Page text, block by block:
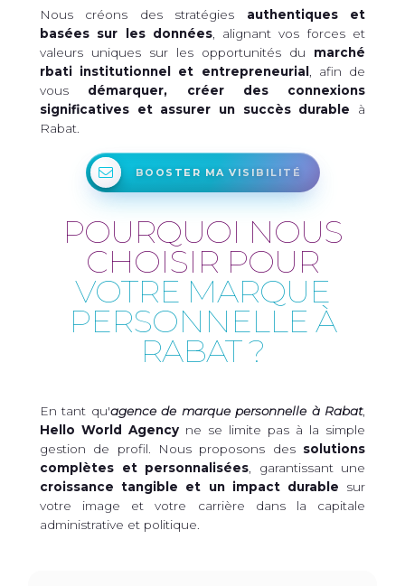
Nous créons des stratégies authentiques et
basées sur les données, alignant vos forces et
valeurs uniques sur les opportunités du marché
rbati institutionnel et entrepreneurial
, afin de
vous démarquer, créer des connexions
significatives et assurer un succès durable à
Rabat.
BOOSTER MA VISIBILITÉ
POURQUOI NOUS
CHOISIR POUR
VOTRE MARQUE
PERSONNELLE À
RABAT ?
En tant qu'agence de marque personnelle à Rabat,
Hello World Agency ne se limite pas à la simple
gestion de profil. Nous proposons des solutions
complètes et personnalisées , garantissant une
croissance tangible et un impact durable sur
votre image et votre carrière dans la capitale
administrative et politique.